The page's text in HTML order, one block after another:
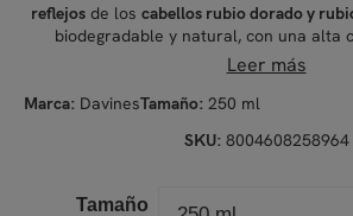
reflejos de los cabellos rubio dorado y
biodegradable y natural, con una alta
pigmentos puros
Leer más
Marca: DavinesTamaño: 250 ml
SKU: 8004608258964
Tamaño